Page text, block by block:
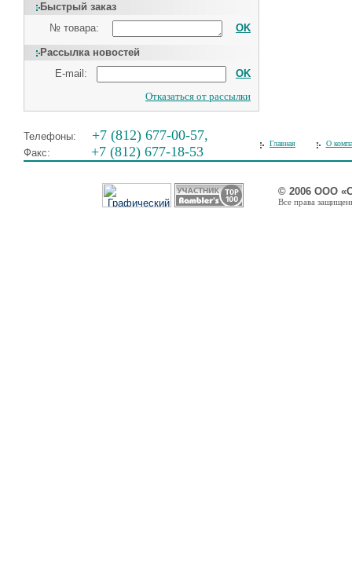
Быстрый заказ
№ товара:
OK
Рассылка новостей
E-mail:
OK
Отказаться от рассылки
Телефоны: +7 (812) 677-00-57,
Факс: +7 (812) 677-18-53
Главная О
© 2006 ООО
Все права